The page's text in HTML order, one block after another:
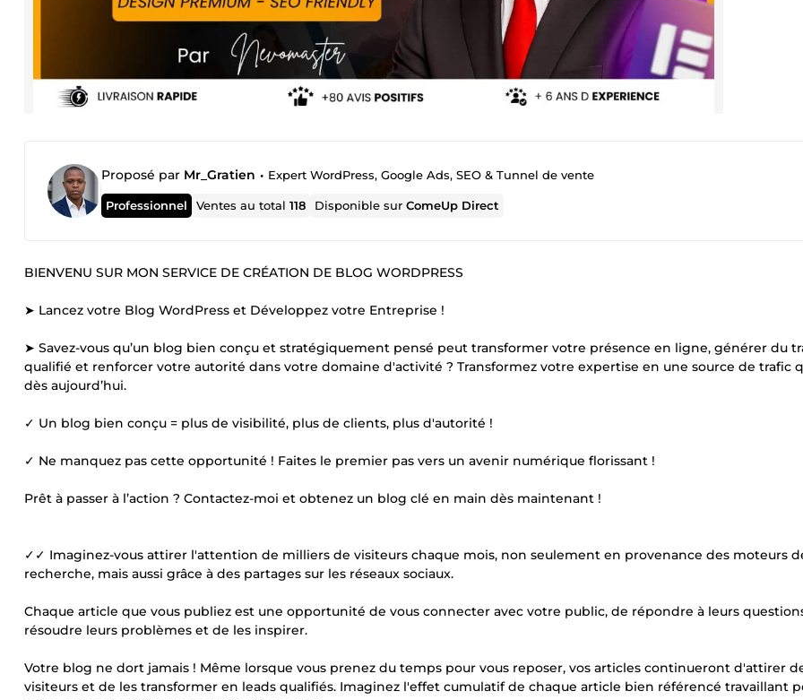
Proposé par Mr_Gratien • Expert WordPress, Google Ads, SEO & Tunnel de vente
Professionnel Ventes au total118 Disponible surComeUp Direct
BIENVENU SUR MON SERVICE DE CRÉATION DE BLOG WORDPRESS
➤ Lancez votre Blog WordPress et Développez votre Entreprise !
➤ Savez-vous qu’un blog bien conçu et stratégiquement pensé peut transformer votre présence en ligne, générer du
qualifié et renforcer votre autorité dans votre domaine d'activité ? Transformez votre expertise en une source de trafic
dès aujourd’hui.
✓ Un blog bien conçu = plus de visibilité, plus de clients, plus d'autorité !
✓ Ne manquez pas cette opportunité ! Faites le premier pas vers un avenir numérique florissant !
Prêt à passer à l’action ? Contactez-moi et obtenez un blog clé en main dès maintenant !
✓✓ Imaginez-vous attirer l'attention de milliers de visiteurs chaque mois, non seulement en provenance des moteurs
recherche, mais aussi grâce à des partages sur les réseaux sociaux.
Chaque article que vous publiez est une opportunité de vous connecter avec votre public, de répondre à leurs
résoudre leurs problèmes et de les inspirer.
Votre blog ne dort jamais ! Même lorsque vous prenez du temps pour vous reposer, vos articles continueront d'attirer
visiteurs et de les transformer en leads qualifiés. Imaginez l'effet cumulatif de chaque article bien référencé travaillant